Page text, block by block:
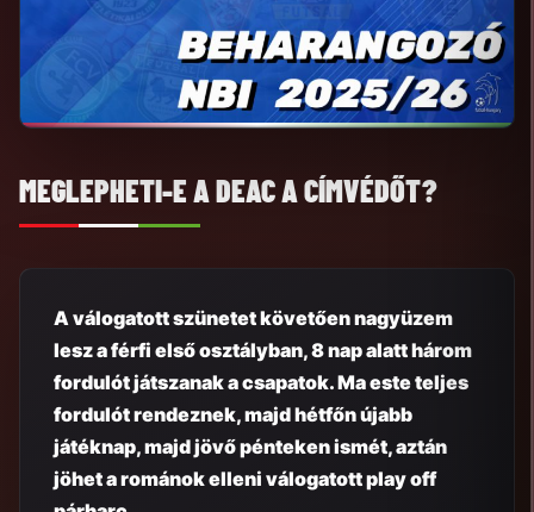
MEGLEPHETI-E A DEAC A CÍMVÉDŐT?
A válogatott szünetet követően nagyüzem
lesz a férfi első osztályban, 8 nap alatt három
fordulót játszanak a csapatok. Ma este teljes
fordulót rendeznek, majd hétfőn újabb
játéknap, majd jövő pénteken ismét, aztán
jöhet a románok elleni válogatott play off